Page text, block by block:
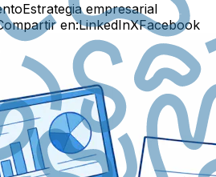
Estrategia empresarial
en:LinkedInXFacebook